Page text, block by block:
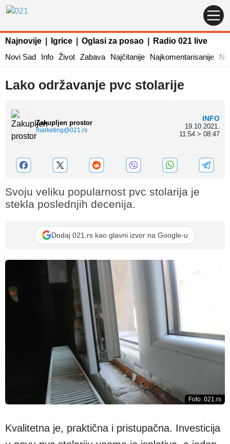
Najnovije Igrice Oglasi za posao
Radio 021 live
Novi Sad
Info Život Zabava Najčitanije Najkomentarisanije
Lako održavanje pvc stolarije
Zakupljen prostor
marketing@021.rs
INFO
19.10.2021.
11:54 > 08:47
Svoju veliku popularnost pvc stolarija je
stekla poslednjih decenija.
Dodaj 021.rs kao glavni izvor na Google-u
Foto: 021.rs
Kvalitetna je, praktična i pristupačna. Investicija